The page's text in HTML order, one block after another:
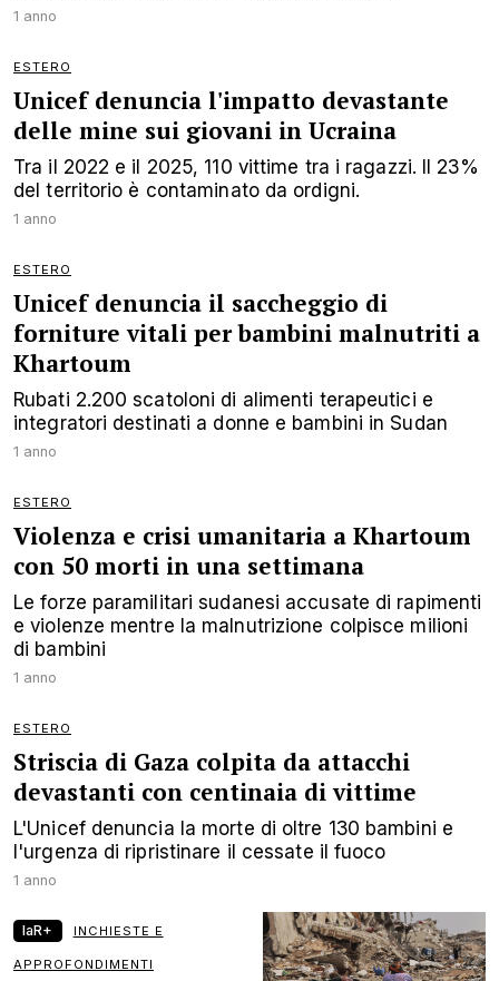
1 anno
ESTERO
Unicef denuncia l'impatto devastante
delle mine sui giovani in Ucraina
Tra il 2022 e il 2025, 110 vittime tra i ragazzi. Il 23%
del territorio è contaminato da ordigni.
1 anno
ESTERO
Unicef denuncia il saccheggio di
forniture vitali per bambini malnutriti a
Khartoum
Rubati 2.200 scatoloni di alimenti terapeutici e
integratori destinati a donne e bambini in Sudan
1 anno
ESTERO
Violenza e crisi umanitaria a Khartoum
con 50 morti in una settimana
Le forze paramilitari sudanesi accusate di rapimenti
e violenze mentre la malnutrizione colpisce milioni
di bambini
1 anno
ESTERO
Striscia di Gaza colpita da attacchi
devastanti con centinaia di vittime
L'Unicef denuncia la morte di oltre 130 bambini e
l'urgenza di ripristinare il cessate il fuoco
1 anno
laR+ INCHIESTE E
APPROFONDIMENTI